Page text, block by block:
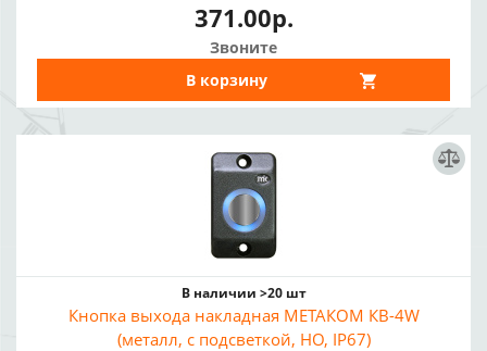
371.00р.
Звоните
В корзину
В наличии >20 шт
Кнопка выхода накладная МЕТАКОМ КВ-4W
(металл, с подсветкой, НО, IP67)